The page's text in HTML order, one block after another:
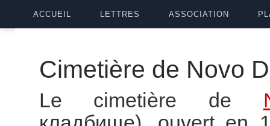
ACCUEIL LETTRES ASSOCIATION
Cimetière de Novo
Le cimetière de